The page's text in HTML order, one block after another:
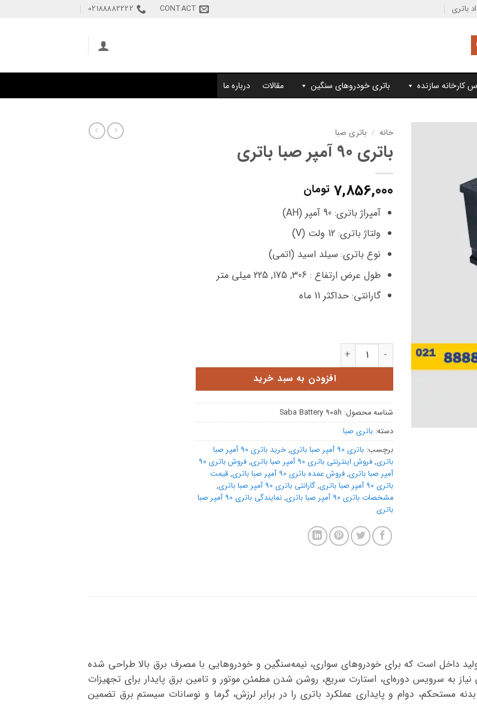
باتری CONTACT
02188882222
کارخانه سازنده باتری خودروهای سنگین مقالات درباره ما
خانه / باتری صبا
باتری 90 آمپر صبا باتری
7,856,000 تومان
آمپراژ باتری: 90 آمپر (AH)
ولتاژ باتری: 12 ولت (V)
نوع باتری: سیلد اسید (اتمی)
طول عرض ارتفاع : 306, 175, 225 میلی متر
گارانتی: حداکثر 11 ماه
افزودن به سبد خرید
شناسه محصول: Saba Battery 90ah
دسته: باتری صبا
برچسب: باتری 90 آمپر صبا باتری ,
خرید باتری 90 آمپر صبا
باتری, فروش اینترنتی باتری 90 آمپر صبا باتری ,
فروش باتری 90
آمپر صبا باتری, فروش عمده باتری 90 آمپر صبا باتری , قیمت
باتری 90 آمپر صبا باتری
, گارانتی باتری 90 آمپر صبا باتری
,
مشخصات باتری 90 آمپر صبا باتری
,
نمایندگی باتری 90 آمپر صبا
باتری
داخل است که برای خودروهای سواری، نیمه‌سنگین و خودروهایی با مصرف برق بالا طراحی شده
به سرویس دوره‌ای، استارت سریع، روشن شدن مطمئن موتور و تامین برق پایدار برای تجهیزات
مستحکم، دوام و پایداری عملکرد باتری را در برابر لرزش، گرما و نوسانات سیستم برق تضمین